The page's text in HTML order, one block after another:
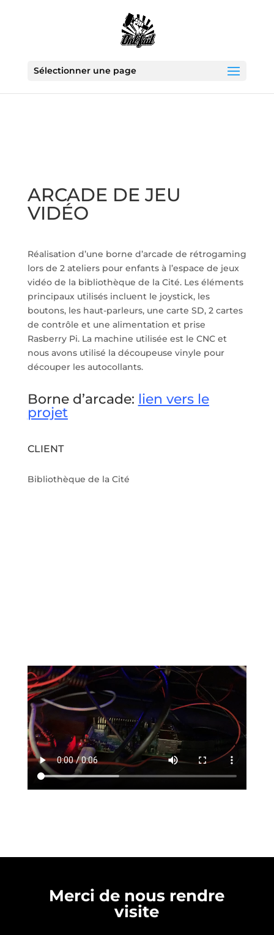
Sélectionner une page
ARCADE DE JEU
VIDÉO
Réalisation d’une borne d’arcade de rétrogaming
lors de 2 ateliers pour enfants à l’espace de jeux
vidéo de la bibliothèque de la Cité. Les éléments
principaux utilisés incluent le joystick, les
boutons, les haut-parleurs, une carte SD, 2 cartes
de contrôle et une alimentation et prise
Rasberry Pi. La machine utilisée est le CNC et
nous avons utilisé la découpeuse vinyle pour
découper les autocollants.
Borne d’arcade: lien vers le
projet
CLIENT
Bibliothèque de la Cité
Merci de nous rendre
visite